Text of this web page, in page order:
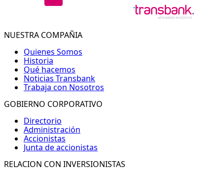
NUESTRA COMPAÑIA
Quienes Somos
Historia
Qué hacemos
Noticias Transbank
Trabaja con Nosotros
GOBIERNO CORPORATIVO
Directorio
Administración
Accionistas
Junta de accionistas
RELACION CON INVERSIONISTAS